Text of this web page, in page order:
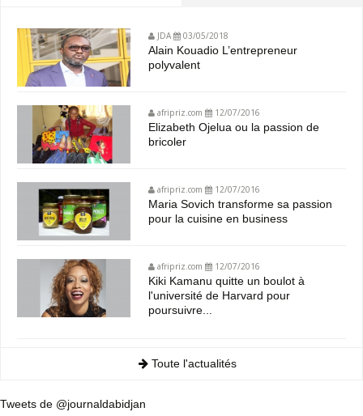
JDA 03/05/2018
Alain Kouadio L’entrepreneur
polyvalent
afripriz.com 12/07/2016
Elizabeth Ojelua ou la passion de
bricoler
afripriz.com 12/07/2016
Maria Sovich transforme sa passion
pour la cuisine en business
afripriz.com 12/07/2016
Kiki Kamanu quitte un boulot à
l'université de Harvard pour
poursuivre...
Toute l'actualités
Tweets de @journaldabidjan